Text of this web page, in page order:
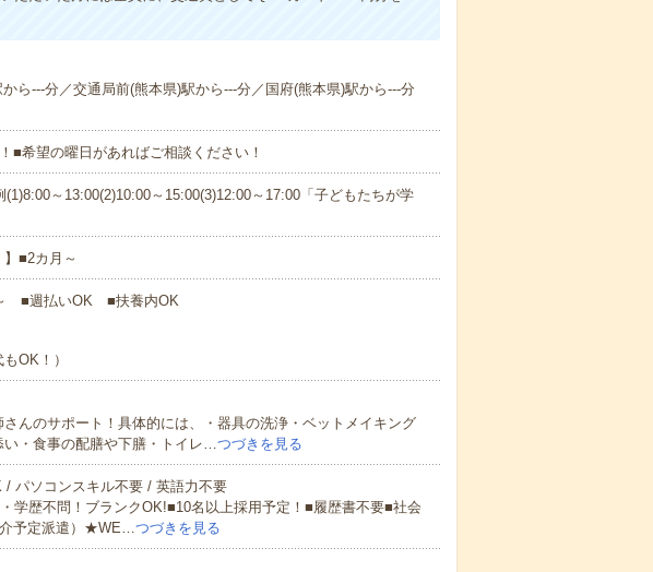
ら---分／交通局前(熊本県)駅から---分／国府(熊本県)駅から---分
■希望の曜日があればご相談ください！
～13:00(2)10:00～15:00(3)12:00～17:00「子どもたちが学
】■2カ月～
■週払いOK ■扶養内OK
OK！）
んのサポート！具体的には、・器具の洗浄・ベットメイキング
・食事の配膳や下膳・トイレ…つづきを見る
パソコンスキル不要 / 英語力不要
学歴不問！ブランクOK!■10名以上採用予定！■履歴書不要■社会
予定派遣）★WE…つづきを見る